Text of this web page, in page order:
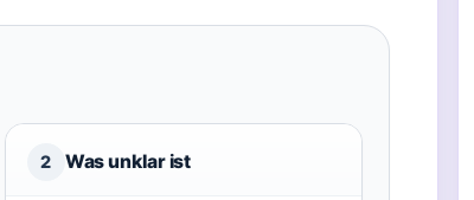
2 Was unklar ist